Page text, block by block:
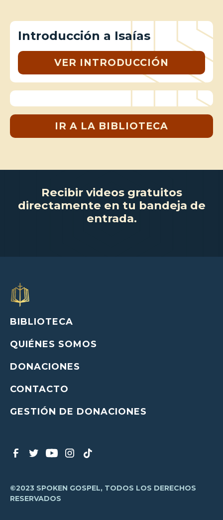
Introducción a Isaías
VER INTRODUCCIÓN
IR A LA BIBLIOTECA
Recibir videos gratuitos
directamente en tu bandeja de
entrada.
BIBLIOTECA
QUIÉNES SOMOS
DONACIONES
CONTACTO
GESTIÓN DE DONACIONES
©2023 SPOKEN GOSPEL, TODOS LOS DERECHOS
RESERVADOS